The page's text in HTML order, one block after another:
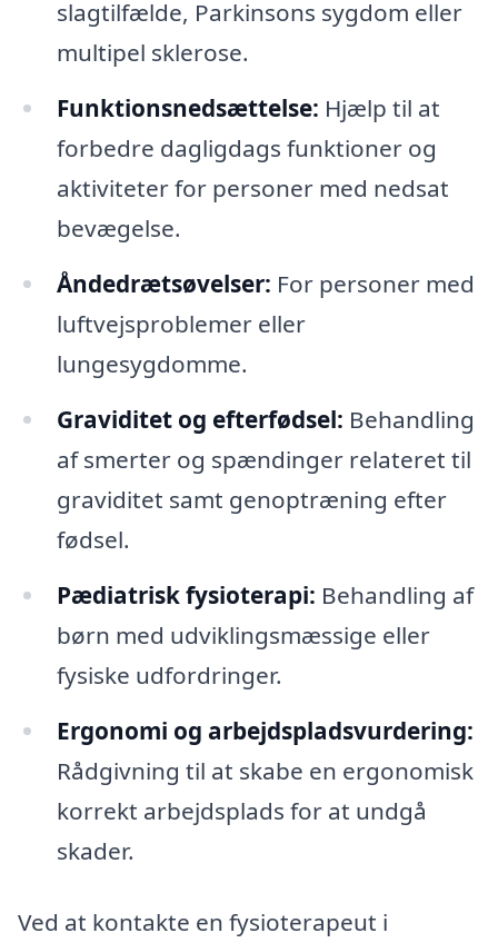
slagtilfælde, Parkinsons sygdom eller
multipel sklerose.
Funktionsnedsættelse: Hjælp til at
forbedre dagligdags funktioner og
aktiviteter for personer med nedsat
bevægelse.
Åndedrætsøvelser: For personer med
luftvejsproblemer eller
lungesygdomme.
Graviditet og efterfødsel: Behandling
af smerter og spændinger relateret til
graviditet samt genoptræning efter
fødsel.
Pædiatrisk fysioterapi: Behandling af
børn med udviklingsmæssige eller
fysiske udfordringer.
Ergonomi og arbejdspladsvurdering:
Rådgivning til at skabe en ergonomisk
korrekt arbejdsplads for at undgå
skader.
Ved at kontakte en fysioterapeut i